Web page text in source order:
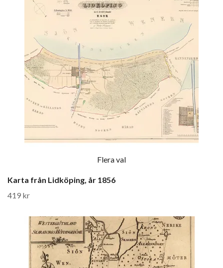
Flera val
Karta från Lidköping, år 1856
419 kr